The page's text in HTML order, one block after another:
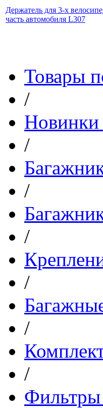
Держатель для 3-х
часть автомобиля L307
Товары
/
Новинки
/
/
/
/
/
/
Фильтры